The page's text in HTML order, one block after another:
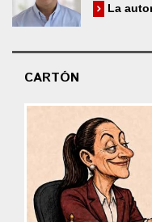
La
CARTÓN